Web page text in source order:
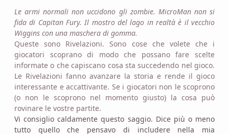
Le armi normali non uccidono gli zombie. MicroMan non si
fida di Capitan Fury. Il mostro del lago in realtà è il vecchio
Wiggins con una maschera di gomma.
Queste sono Rivelazioni. Sono cose che volete che i
giocatori scoprano di modo che possano fare scelte
informate o che capiscano cosa sta succedendo nel gioco.
Le Rivelazioni fanno avanzare la storia e rende il gioco
interessante e accattivante. Se i giocatori non le scoprono
(o non le scoprono nel momento giusto) la cosa può
rovinare le vostre partite.
Vi consiglio caldamente questo saggio. Dice più o meno
tutto quello che pensavo di includere nella mia